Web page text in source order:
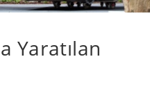
Yaratılan